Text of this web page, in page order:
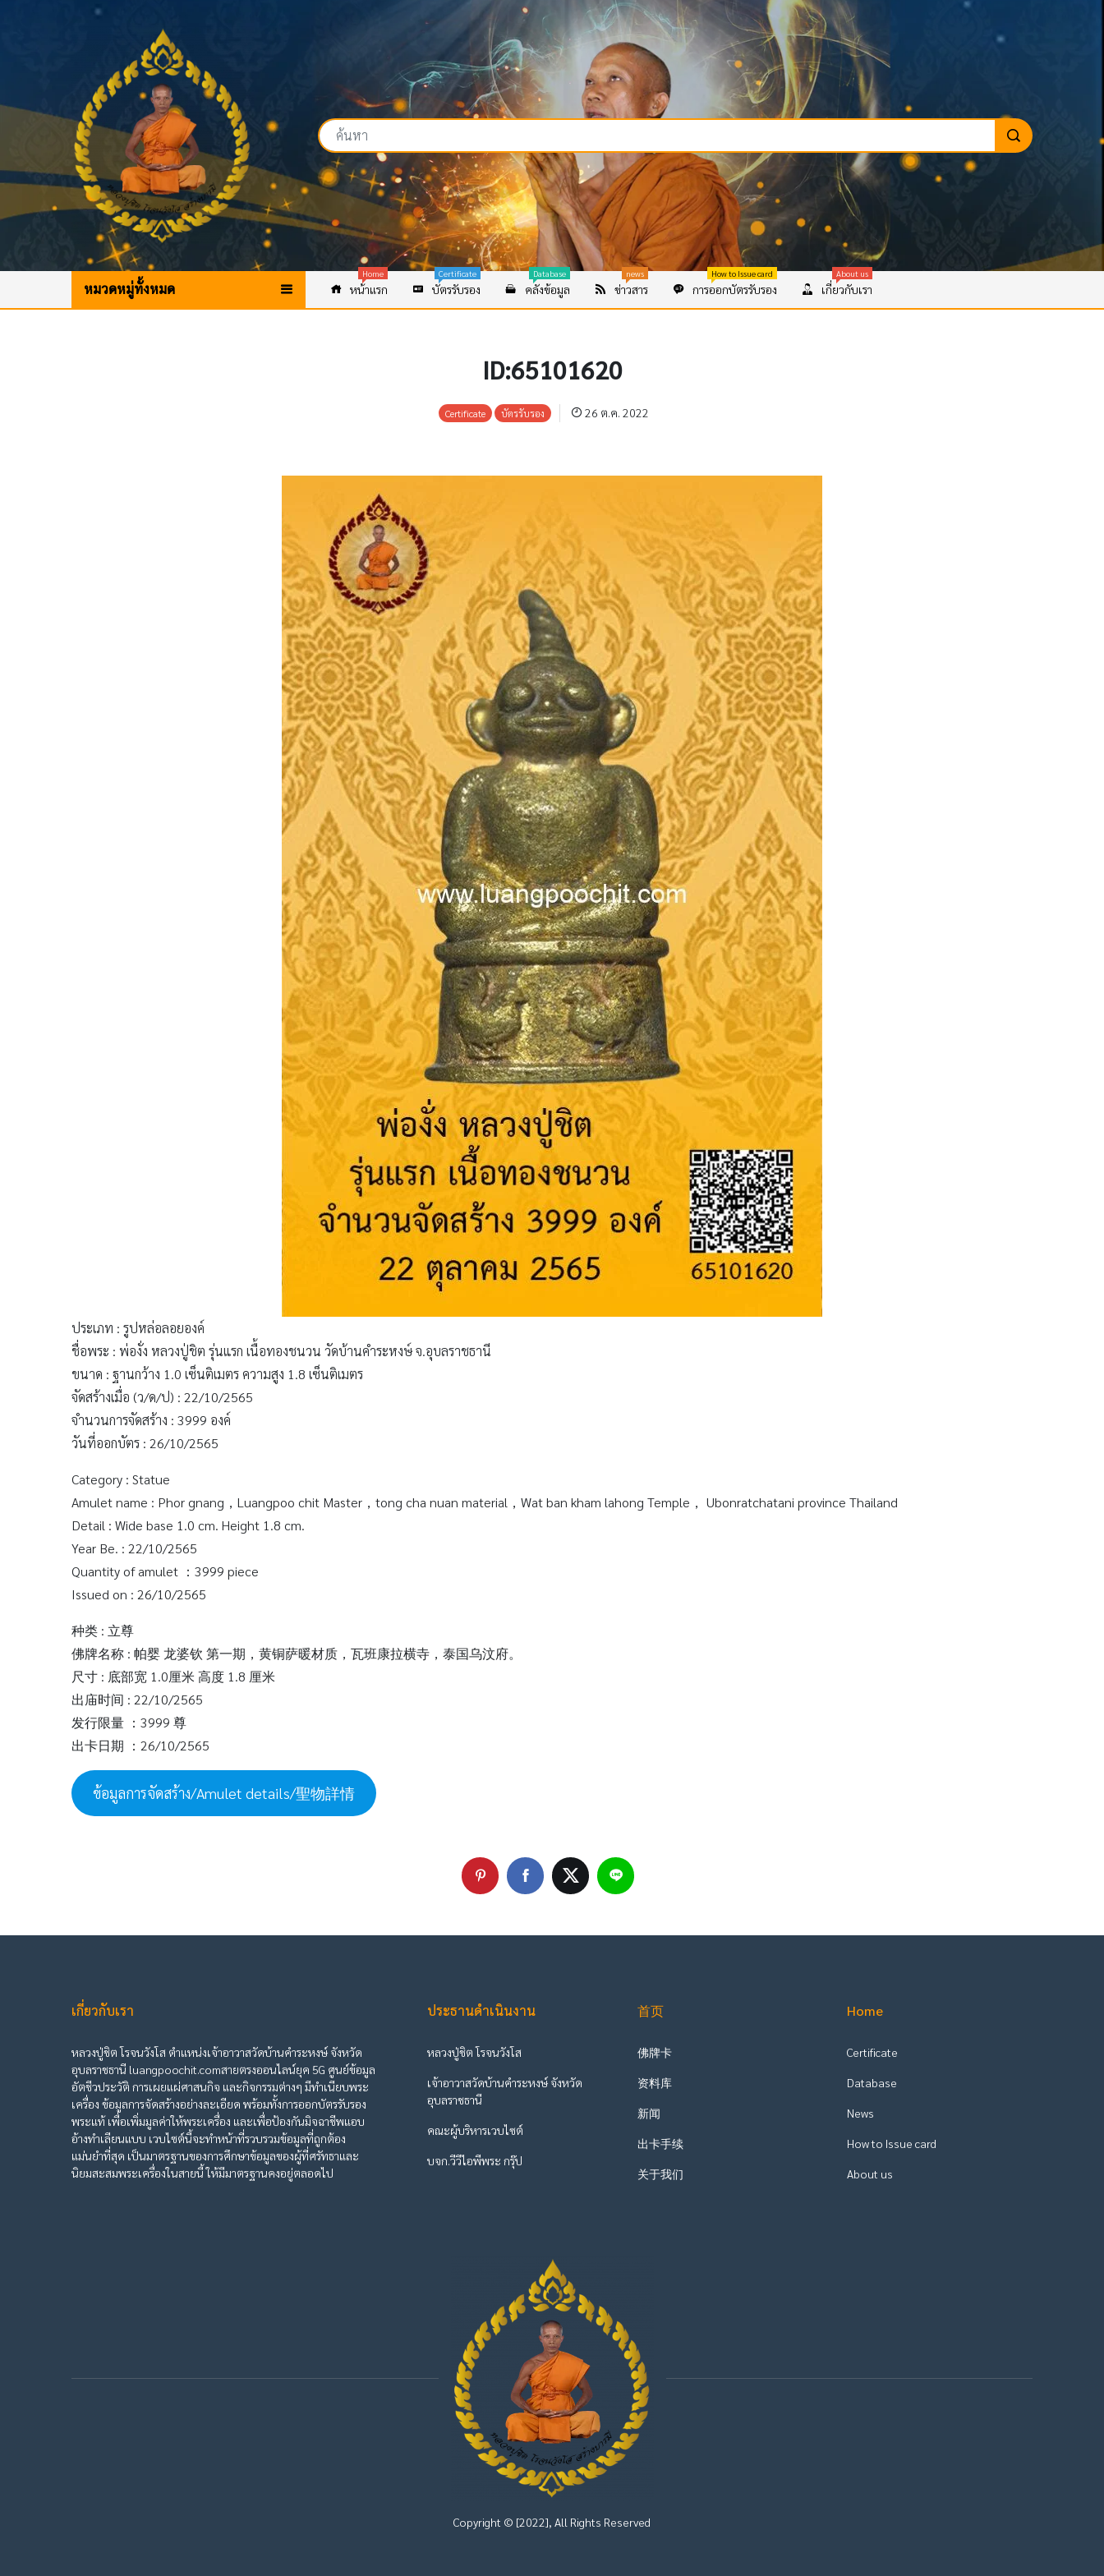
หมวดหมู่ทั้งหมด หน้าแรก
Home
บัตรรับรอง
Certificate
คลังข้อมูล
Database
ข่าวสาร
news
การออกบัตรรับรอง
How to Issue card
เกี่ยวกับเรา
About us
ID:65101620
Certificate บัตรรับรอง 26 ต.ค. 2022
ประเภท : รูปหล่อลอยองค์
ชื่อพระ : พ่องั่ง หลวงปู่ชิต รุ่นแรก เนื้อทองชนวน วัดบ้านคำระหงษ์ จ.อุบลราชธานี
ขนาด : ฐานกว้าง 1.0 เซ็นติเมตร ความสูง 1.8 เซ็นติเมตร
จัดสร้างเมื่อ (ว/ด/ป) : 22/10/2565
จำนวนการจัดสร้าง : 3999 องค์
วันที่ออกบัตร : 26/10/2565
Category : Statue
Amulet name : Phor gnang，Luangpoo chit Master，tong cha nuan material，Wat ban kham lahong Temple， Ubonratchatani province Thailand
Detail : Wide base 1.0 cm. Height 1.8 cm.
Year Be. : 22/10/2565
Quantity of amulet ：3999 piece
Issued on : 26/10/2565
种类 : 立尊
佛牌名称 : 帕婴 龙婆钦 第一期，黄铜萨暖材质，瓦班康拉横寺，泰国乌汶府。
尺寸 : 底部宽 1.0厘米 高度 1.8 厘米
出庙时间 : 22/10/2565
发行限量 ：3999 尊
出卡日期 ：26/10/2565
ข้อมูลการจัดสร้าง/Amulet details/聖物詳情
เกี่ยวกับเรา
หลวงปู่ชิต โรจนวังโส ตำแหน่งเจ้าอาวาสวัดบ้านคำระหงษ์ จังหวัด
อุบลราชธานี luangpoochit.comสายตรงออนไลน์ยุค 5G ศูนย์ข้อมูล
อัตชีวประวัติ การเผยแผ่ศาสนกิจ และกิจกรรมต่างๆ มีทำเนียบพระ
เครื่อง ข้อมูลการจัดสร้างอย่างละเอียด พร้อมทั้งการออกบัตรรับรอง
พระแท้ เพื่อเพิ่มมูลค่าให้พระเครื่อง และเพื่อป้องกันมิจฉาชีพแอบ
อ้างทำเลียนแบบ เวบไซต์นี้จะทำหน้าที่รวบรวมข้อมูลที่ถูกต้อง
แม่นยำที่สุด เป็นมาตรฐานของการศึกษาข้อมูลของผู้ที่ศรัทธาและ
นิยมสะสมพระเครื่องในสายนี้ ให้มีมาตรฐานคงอยู่ตลอดไป
ประธานดำเนินงาน
หลวงปู่ชิต โรจนวังโส
เจ้าอาวาสวัดบ้านคำระหงษ์ จังหวัด
อุบลราชธานี
คณะผู้บริหารเวบไซต์
บจก.วีวีไอพีพระ กรุ๊ป
首页
佛牌卡
资料库
新闻
出卡手续
关于我们
Home
Certificate
Database
News
How to Issue card
About us
Copyright © [2022], All Rights Reserved